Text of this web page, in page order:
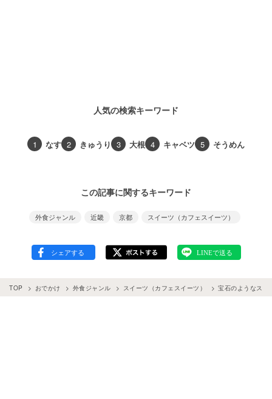
人気の検索キーワード
1 なす 2 きゅうり 3 大根 4 キャベツ 5 そうめん
この記事に関するキーワード
外食ジャンル 近畿 京都 スイーツ（カフェスイーツ）
TOP おでかけ 外食ジャンル スイーツ（カフェスイーツ） 宝石のようなスイ